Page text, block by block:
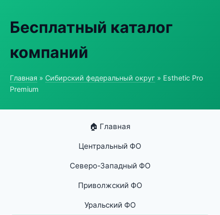
Бесплатный каталог
компаний
Главная » Сибирский федеральный округ » Esthetic Pro
Premium
🏠 Главная
Центральный ФО
Северо-Западный ФО
Приволжский ФО
Уральский ФО